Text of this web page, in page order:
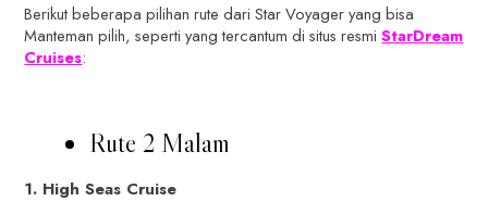
Berikut beberapa pilihan rute dari Star Voyager yang bisa
Manteman pilih, seperti yang tercantum di situs resmiStarDream
Cruises:
Rute 2 Malam
1. High Seas Cruise